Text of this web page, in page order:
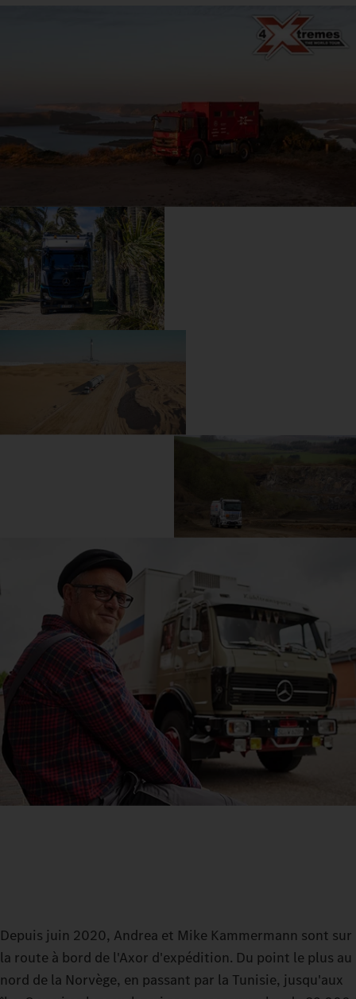
Depuis juin 2020, Andrea et Mike Kammermann sont sur
la route à bord de l'Axor d'expédition. Du point le plus au
nord de la Norvège, en passant par la Tunisie, jusqu'aux